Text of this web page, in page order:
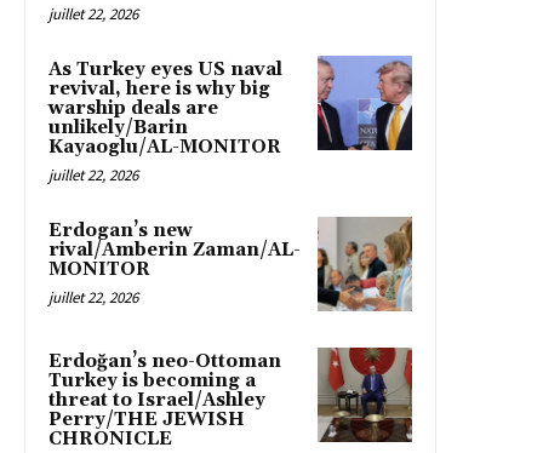
juillet 22, 2026
As Turkey eyes US naval
revival, here is why big
warship deals are
unlikely/Barin
Kayaoglu/AL-MONITOR
juillet 22, 2026
Erdogan’s new
rival/Amberin Zaman/AL-
MONITOR
juillet 22, 2026
Erdoğan’s neo-Ottoman
Turkey is becoming a
threat to Israel/Ashley
Perry/THE JEWISH
CHRONICLE